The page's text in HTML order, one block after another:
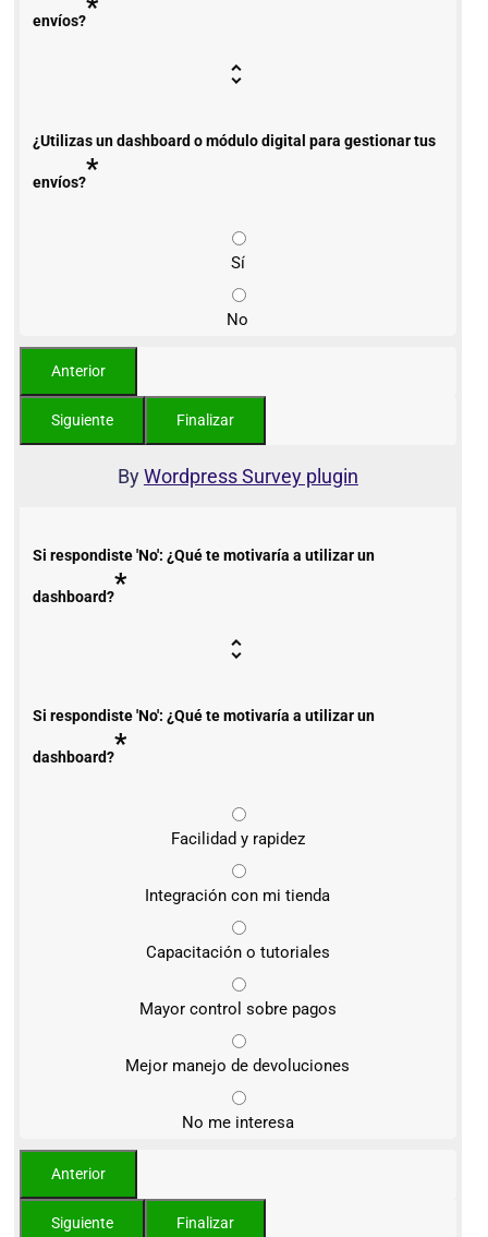
envíos?*
¿Utilizas un dashboard o módulo digital para gestionar tus
envíos?*
Sí
No
ByWordpress Survey plugin
Si respondiste 'No': ¿Qué te motivaría a utilizar un
dashboard?*
Si respondiste 'No': ¿Qué te motivaría a utilizar un
dashboard?*
Facilidad y rapidez
Integración con mi tienda
Capacitación o tutoriales
Mayor control sobre pagos
Mejor manejo de devoluciones
No me interesa